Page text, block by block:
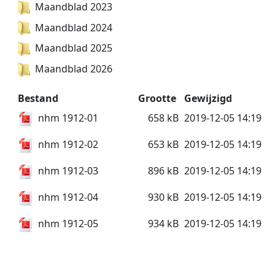
Maandblad 2023
Maandblad 2024
Maandblad 2025
Maandblad 2026
Bestand Grootte
Gewijzigd
nhm 1912-01
658 kB 2019-12-05 14:19
nhm 1912-02
653 kB 2019-12-05 14:19
nhm 1912-03
896 kB 2019-12-05 14:19
nhm 1912-04
930 kB 2019-12-05 14:19
nhm 1912-05
934 kB 2019-12-05 14:19